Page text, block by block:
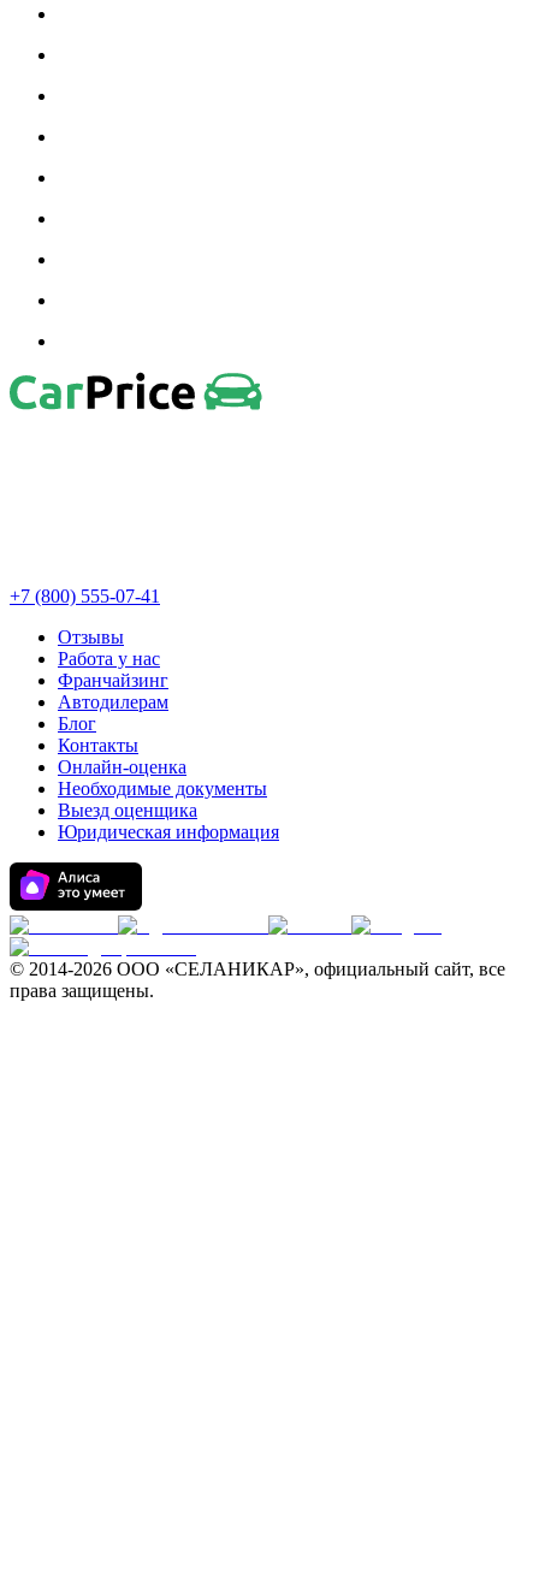
+7 (800) 555-07-41
Отзывы
Работа у нас
Франчайзинг
Автодилерам
Блог
Контакты
Онлайн-оценка
Необходимые документы
Выезд оценщика
Юридическая информация
© 2014-2026 ООО «СЕЛАНИКАР», официальный сайт, все
права защищены.